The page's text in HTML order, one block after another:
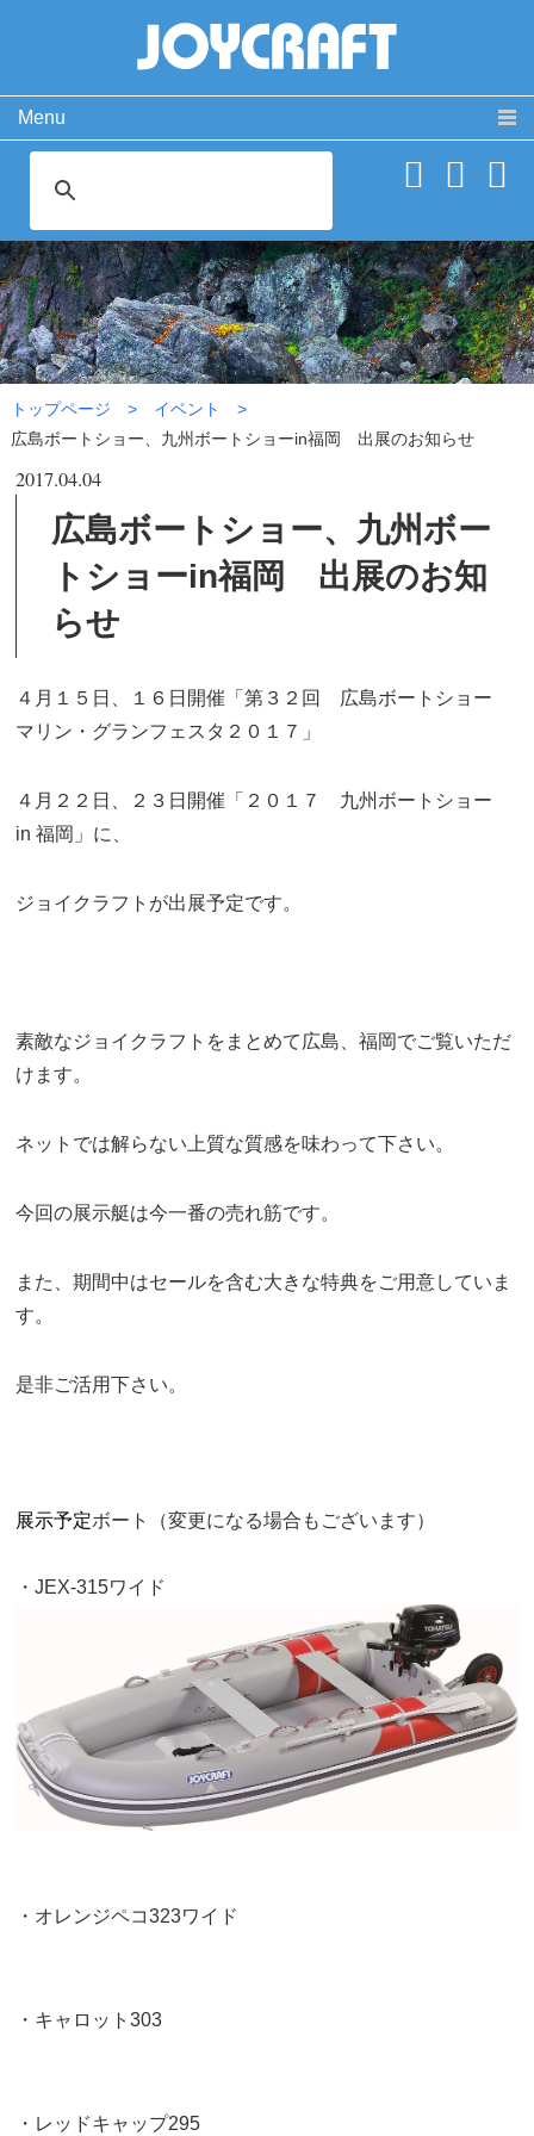
Menu
取扱説明書
MANUAL
SPECIAL MOVIE
よくある質問
FAQ
お問い合わせ
CONTACT
会社概要 免責事項・サイトご利用案内 サイトマップ
広島ボートショー、九州ボー
トショーin福岡 出展のお知
らせ|イベント
トップページ
イベント
広島ボートショー、九州ボートショーin福岡 出展のお知らせ
2017.04.04
広島ボートショー、九州ボー
トショーin福岡 出展のお知
らせ
４月１５日、１６日開催「第３２回 広島ボートショー
マリン・グランフェスタ２０１７」
４月２２日、２３日開催「２０１７ 九州ボートショー
in 福岡」に、
ジョイクラフトが出展予定です。
素敵なジョイクラフトをまとめて広島、福岡でご覧いただ
けます。
ネットでは解らない上質な質感を味わって下さい。
今回の展示艇は今一番の売れ筋です。
また、期間中はセールを含む大きな特典をご用意していま
す。
是非ご活用下さい。
展示予定ボート（変更になる場合もございます）
・JEX-315ワイド
・オレンジペコ323ワイド
・キャロット303
・レッドキャップ295